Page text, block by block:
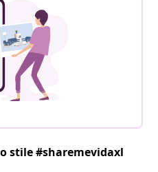
stile #sharemevidaxl